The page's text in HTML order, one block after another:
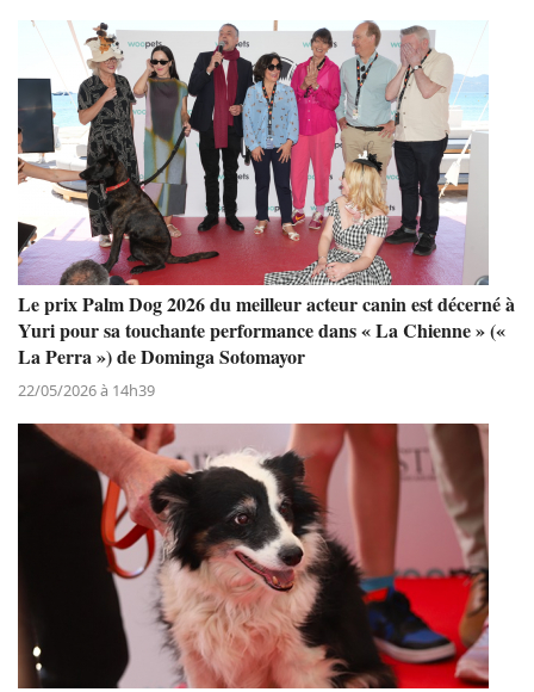
Le prix Palm Dog 2026 du meilleur acteur canin est décerné à
Yuri pour sa touchante performance dans « La Chienne » («
La Perra ») de Dominga Sotomayor
22/05/2026 à 14h39